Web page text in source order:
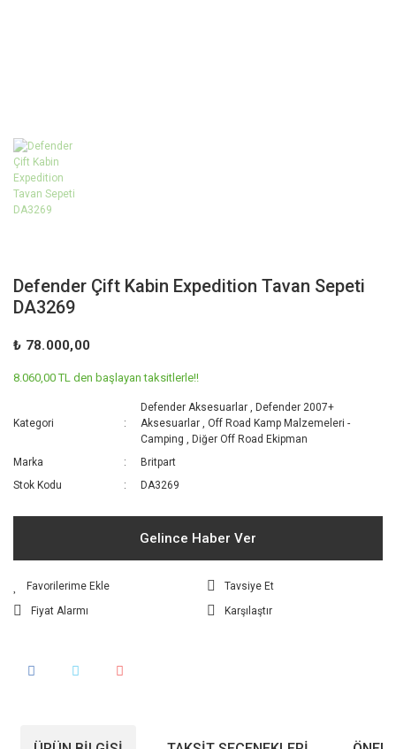
Defender Çift Kabin Expedition Tavan Sepeti
DA3269
₺ 78.000,00
8.060,00 TL den başlayan taksitlerle!!
Kategori
Defender Aksesuarlar ,Defender 2007+
Aksesuarlar
,Off Road Kamp Malzemeleri -
Camping
,Diğer Off Road Ekipman
Marka
Britpart
Stok Kodu
DA3269
Gelince Haber Ver
Tavsiye Et
Fiyat Alarmı
Karşılaştır